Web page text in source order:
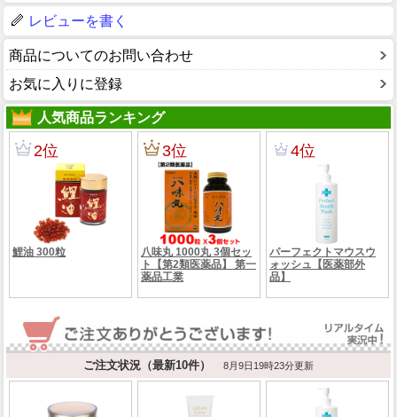
レビューを書く
商品についてのお問い合わせ
お気に入りに登録
人気商品ランキング